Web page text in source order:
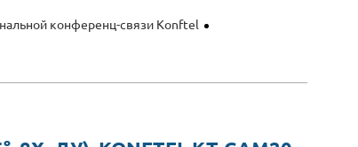
конференц-связи Konftel